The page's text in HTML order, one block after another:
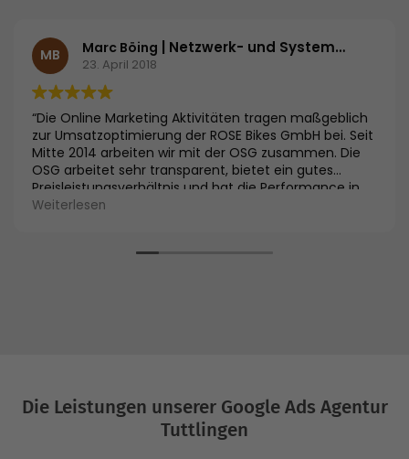
MB Marc Böing | Netzwerk- und Systemadministrator | ROSE Bikes GmbH
23. April 2018
“Die Online Marketing Aktivitäten tragen maßgeblich
zur Umsatzoptimierung der ROSE Bikes GmbH bei. Seit
Mitte 2014 arbeiten wir mit der OSG zusammen. Die
OSG arbeitet sehr transparent, bietet ein gutes
Preisleistungsverhältnis und hat die Performance in
allen Kanälen deutlich verbessert. Im SEO ist z.B. die
% gesteigert werden. Die KUR ist dabei um 41 %
Weiterlesen
Die Leistungen unserer Google Ads Agentur
Tuttlingen